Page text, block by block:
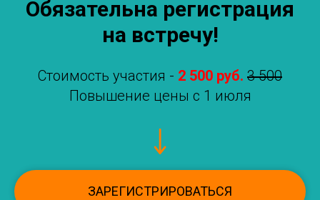
Обязательна регистрация
на встречу!
Стоимость участия - 2 500 руб. 3 500
Повышение цены с 1 июля
ЗАРЕГИСТРИРОВАТЬСЯ